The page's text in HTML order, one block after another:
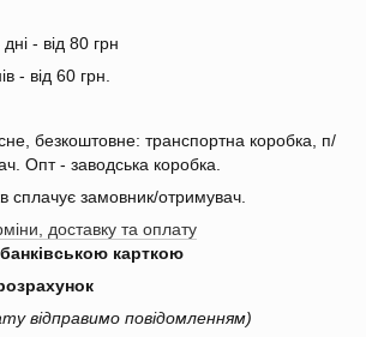
- від 80 грн
- від 60 грн.
безкоштовне: транспортна коробка, п/
Опт - заводська коробка.
сплачує замовник/отримувач.
доставку та оплату
карткою
відправимо повідомленням)